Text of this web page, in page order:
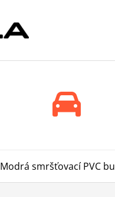
Modrá smršťovací PVC